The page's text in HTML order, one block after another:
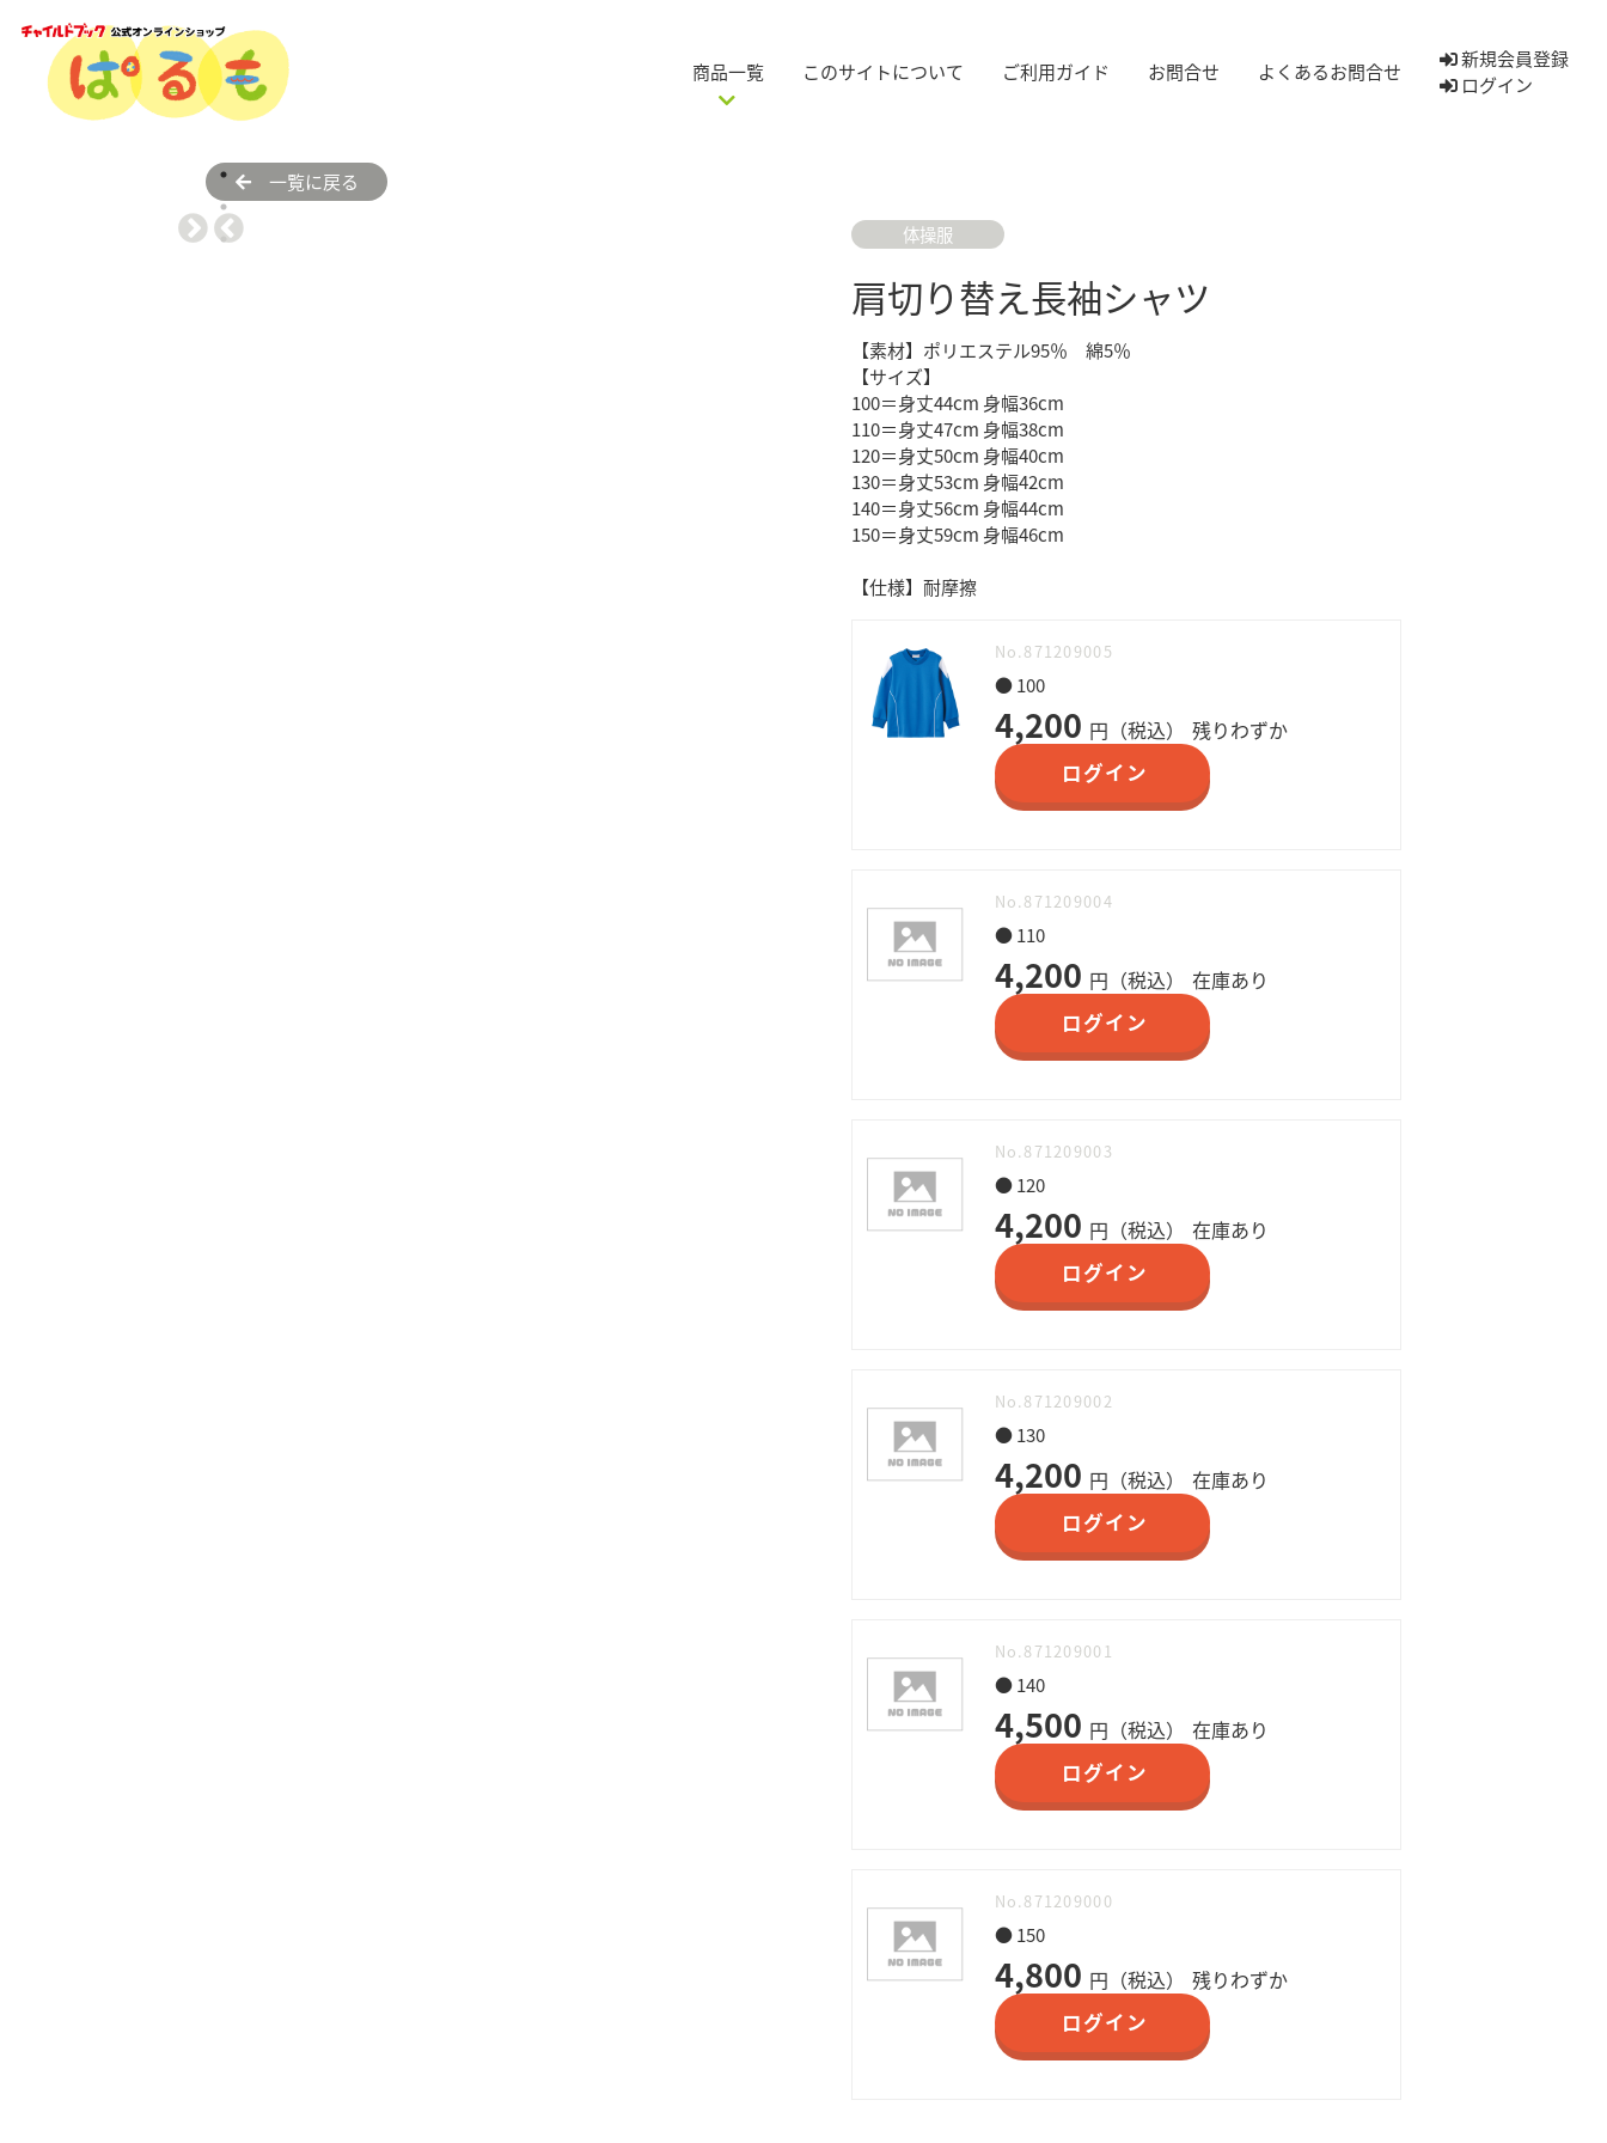
商品一覧 このサイトについて ご利用ガイド お問合せ よくあるお問合せ
新規会員登録
ログイン
一覧に戻る
体操服
肩切り替え長袖シャツ
【素材】ポリエステル95％ 綿5％
【サイズ】
100＝身丈44cm 身幅36cm
110＝身丈47cm 身幅38cm
120＝身丈50cm 身幅40cm
130＝身丈53cm 身幅42cm
140＝身丈56cm 身幅44cm
150＝身丈59cm 身幅46cm
【仕様】耐摩擦
No.871209005
● 100
4,200 円（税込）
残りわずか
ログイン
No.871209004
● 110
4,200 円（税込）
在庫あり
ログイン
No.871209003
● 120
4,200 円（税込）
在庫あり
ログイン
No.871209002
● 130
4,200 円（税込）
在庫あり
ログイン
No.871209001
● 140
4,500 円（税込）
在庫あり
ログイン
No.871209000
● 150
4,800 円（税込）
残りわずか
ログイン